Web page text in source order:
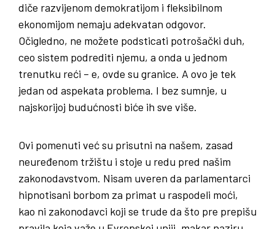
diče razvijenom demokratijom i fleksibilnom
ekonomijom nemaju adekvatan odgovor.
Očigledno, ne možete podsticati potrošački duh,
ceo sistem podrediti njemu, a onda u jednom
trenutku reći – e, ovde su granice. A ovo je tek
jedan od aspekata problema. I bez sumnje, u
najskorijoj budućnosti biće ih sve više.
Ovi pomenuti već su prisutni na našem, zasad
neuređenom tržištu i stoje u redu pred našim
zakonodavstvom. Nisam uveren da parlamentarci
hipnotisani borbom za primat u raspodeli moći,
kao ni zakonodavci koji se trude da što pre prepišu